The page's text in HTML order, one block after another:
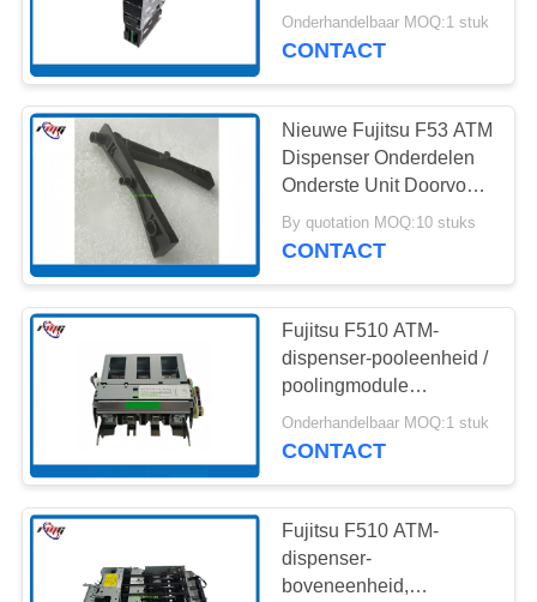
FABRIEKSTOCHT
KWALITEITSCONTROLE
NEEM
CONTACT
MET
NIEUWS
GEVALLEN
ATM-machinedelen
831
wincoratm delen
ATM Machine
Reserveonderdelen
Onderhandelbaar MOQ:1 stuk
CONTACT
Nieuwe Fujitsu F53 ATM
Dispenser Onderdelen
Onderste Unit Doorvoer
Links Gemaakt van
Plastic en Metaal met
By quotation MOQ:10 stuks
CONTACT
Fujitsu F510 ATM-
dispenser-pooleenheid /
poolingmodule
(onderdeelnr.: KD03300-
C300)
Onderhandelbaar MOQ:1 stuk
CONTACT
Fujitsu F510 ATM-
dispenser-
boveneenheid,